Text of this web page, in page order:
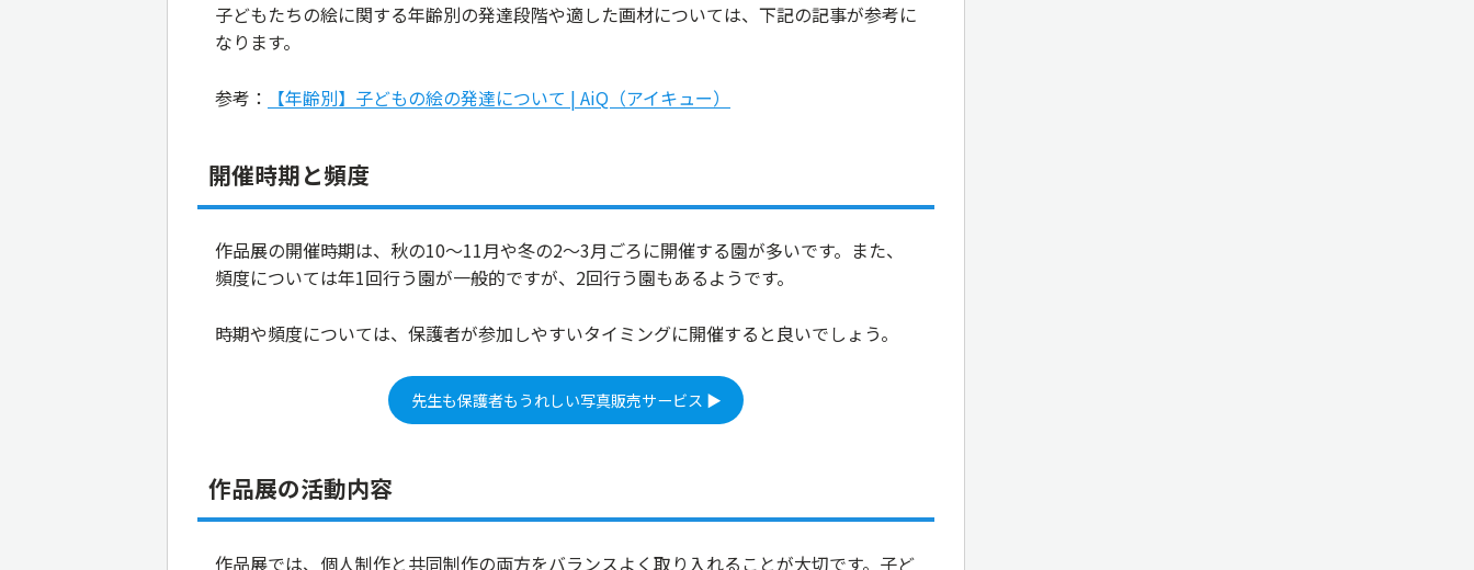
子どもたちの絵に関する年齢別の発達段階や適した画材については、下記の記事が参考に
なります。
参考： 【年齢別】子どもの絵の発達について | AiQ（アイキュー）
開催時期と頻度
作品展の開催時期は、秋の10～11月や冬の2～3月ごろに開催する園が多いです。また、
頻度については年1回行う園が一般的ですが、2回行う園もあるようです。
時期や頻度については、保護者が参加しやすいタイミングに開催すると良いでしょう。
先生も保護者もうれしい写真販売サービス ▶
作品展の活動内容
作品展では、個人制作と共同制作の両方をバランスよく取り入れることが大切です。子ど